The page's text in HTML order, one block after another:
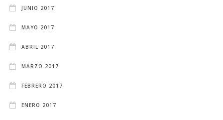
JUNIO 2017
MAYO 2017
ABRIL 2017
MARZO 2017
FEBRERO 2017
ENERO 2017